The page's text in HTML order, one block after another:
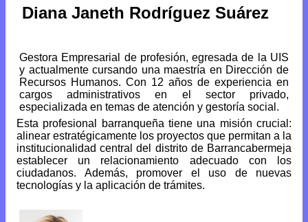
Diana Janeth Rodríguez Suárez
Gestora Empresarial de profesión, egresada de la UIS
y actualmente cursando una maestría en Dirección de
Recursos Humanos. Con 12 años de experiencia en
cargos administrativos en el sector privado,
especializada en temas de atención y gestoría social.
Esta profesional barranqueña tiene una misión crucial:
alinear estratégicamente los proyectos que permitan a la
institucionalidad central del distrito de Barrancabermeja
establecer un relacionamiento adecuado con los
ciudadanos. Además, promover el uso de nuevas
tecnologías y la aplicación de trámites.